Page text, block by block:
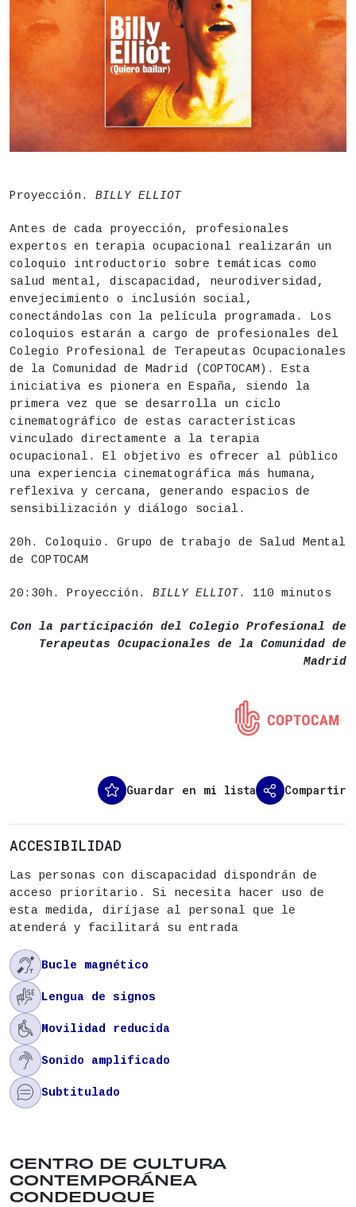
Centro de Cultura Contemporánea CondeDuque -
Precio
Gratuito
Proyección. BILLY ELLIOT
Antes de cada proyección, profesionales
expertos en terapia ocupacional realizarán un
coloquio introductorio sobre temáticas como
salud mental, discapacidad, neurodiversidad,
envejecimiento o inclusión social,
conectándolas con la película programada. Los
coloquios estarán a cargo de profesionales del
Colegio Profesional de Terapeutas Ocupacionales
de la Comunidad de Madrid (COPTOCAM). Esta
iniciativa es pionera en España, siendo la
primera vez que se desarrolla un ciclo
cinematográfico de estas características
vinculado directamente a la terapia
ocupacional. El objetivo es ofrecer al público
una experiencia cinematográfica más humana,
reflexiva y cercana, generando espacios de
sensibilización y diálogo social.
20h. Coloquio. Grupo de trabajo de Salud Mental
de COPTOCAM
20:30h. Proyección. BILLY ELLIOT. 110 minutos
Con la participación del Colegio Profesional de
Terapeutas Ocupacionales de la Comunidad de
Madrid
Guardar en mi lista Compartir
ACCESIBILIDAD
Las personas con discapacidad dispondrán de
acceso prioritario. Si necesita hacer uso de
esta medida, diríjase al personal que le
atenderá y facilitará su entrada
 Bucle magnético
 Lengua de signos
 Movilidad reducida
 Sonido amplificado
 Subtitulado
CENTRO DE CULTURA
CONTEMPORÁNEA
CONDEDUQUE
Ubicación del lugar: CALLE CONDE DUQUE ,